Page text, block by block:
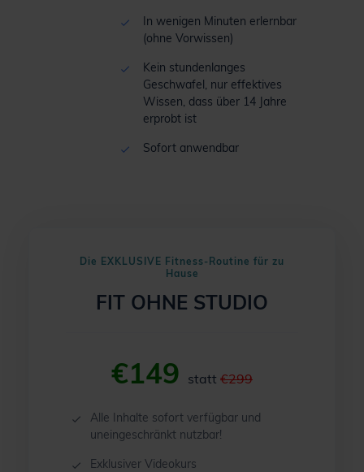
In wenigen Minuten erlernbar
(ohne Vorwissen)
Kein stundenlanges
Geschwafel, nur effektives
Wissen, dass über 14 Jahre
erprobt ist
Sofort anwendbar
Die EXKLUSIVE Fitness-Routine für zu
Hause
FIT OHNE STUDIO
€149 statt €299
Alle Inhalte sofort verfügbar und
uneingeschränkt nutzbar!
Exklusiver Videokurs